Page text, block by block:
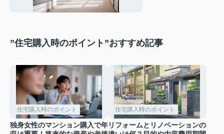
”住宅購入時のポイント”おすすめ記事
住宅購入時のポイント
独身女性のマンション購入で年
住宅購入時のポイント
リフォームとリノベーションの